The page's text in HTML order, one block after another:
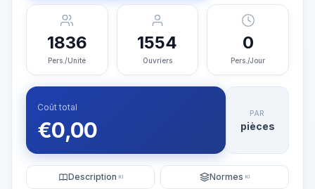
1836
Pers./Unité
1554
Ouvriers
0
Pers./Jour
Coût total
€0,00
PAR
pièces
Description KI Normes KI